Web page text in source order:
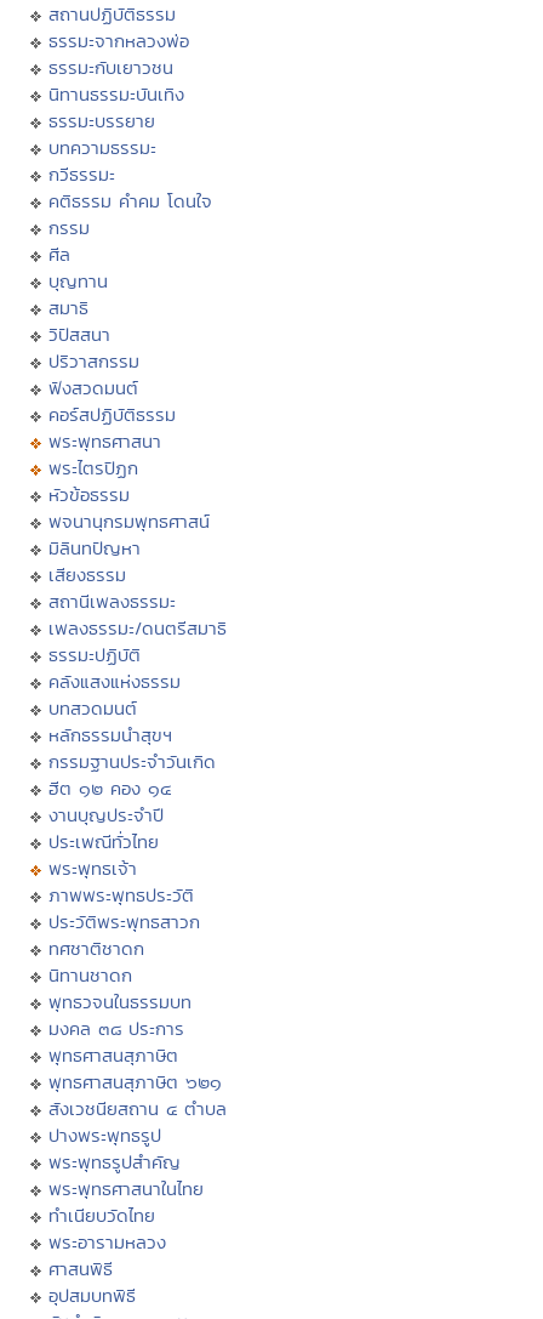
สถานปฏิบัติธรรม
ธรรมะจากหลวงพ่อ
ธรรมะกับเยาวชน
นิทานธรรมะบันเทิง
ธรรมะบรรยาย
บทความธรรมะ
กวีธรรมะ
คติธรรม คำคม โดนใจ
กรรม
ศีล
บุญทาน
สมาธิ
วิปัสสนา
ปริวาสกรรม
ฟังสวดมนต์
คอร์สปฏิบัติธรรม
พระพุทธศาสนา
พระไตรปิฏก
หัวข้อธรรม
พจนานุกรมพุทธศาสน์
มิลินทปัญหา
เสียงธรรม
สถานีเพลงธรรมะ
เพลงธรรมะ/ดนตรีสมาธิ
ธรรมะปฏิบัติ
คลังแสงแห่งธรรม
บทสวดมนต์
หลักธรรมนำสุขฯ
กรรมฐานประจำวันเกิด
ฮีต ๑๒ คอง ๑๔
งานบุญประจำปี
ประเพณีทั่วไทย
พระพุทธเจ้า
ภาพพระพุทธประวัติ
ประวัติพระพุทธสาวก
ทศชาติชาดก
นิทานชาดก
พุทธวจนในธรรมบท
มงคล ๓๘ ประการ
พุทธศาสนสุภาษิต
พุทธศาสนสุภาษิต ๖๒๑
สังเวชนียสถาน ๔ ตำบล
ปางพระพุทธรูป
พระพุทธรูปสำคัญ
พระพุทธศาสนาในไทย
ทำเนียบวัดไทย
พระอารามหลวง
ศาสนพิธี
อุปสมบทพิธี